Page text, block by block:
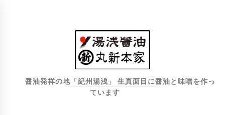
醤油発祥の地「紀州湯浅」 生真面目に醤油と味噌を作っ
ています